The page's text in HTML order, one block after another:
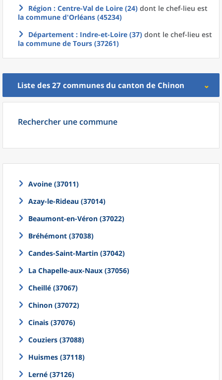
Région : Centre-Val de Loire (24) dont le chef-lieu est
la commune d'Orléans (45234)
Département : Indre-et-Loire (37) dont le chef-lieu est
la commune de Tours (37261)
Liste des 27 communes du canton de Chinon
Rechercher une commune
Avoine (37011)
Azay-le-Rideau (37014)
Beaumont-en-Véron (37022)
Bréhémont (37038)
Candes-Saint-Martin (37042)
La Chapelle-aux-Naux (37056)
Cheillé (37067)
Chinon (37072)
Cinais (37076)
Couziers (37088)
Huismes (37118)
Lerné (37126)